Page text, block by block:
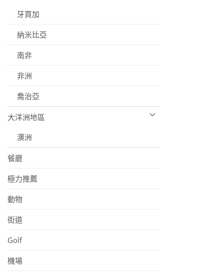
牙買加
納米比亞
南非
非洲
喬治亞
大洋洲地區
澳洲
餐廳
極力推薦
動物
街道
Golf
機場